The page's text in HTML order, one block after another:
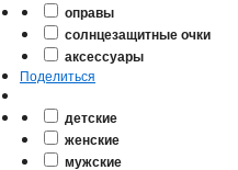
оправы
солнцезащитные очки
аксессуары
Поделиться
детские
женские
мужские